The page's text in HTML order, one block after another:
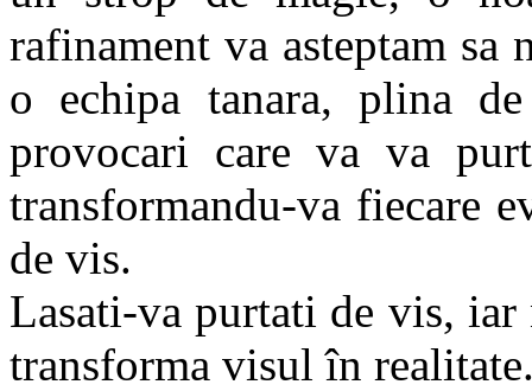
rafinament va asteptam sa
o echipa tanara, plina
provocari care va va
transformandu-va fiecare
de vis.
Lasati-va purtati de vis,
transforma visul în